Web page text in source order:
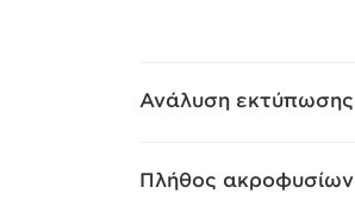
Ανάλυση εκτύπωσης
Πλήθος ακροφυσίων